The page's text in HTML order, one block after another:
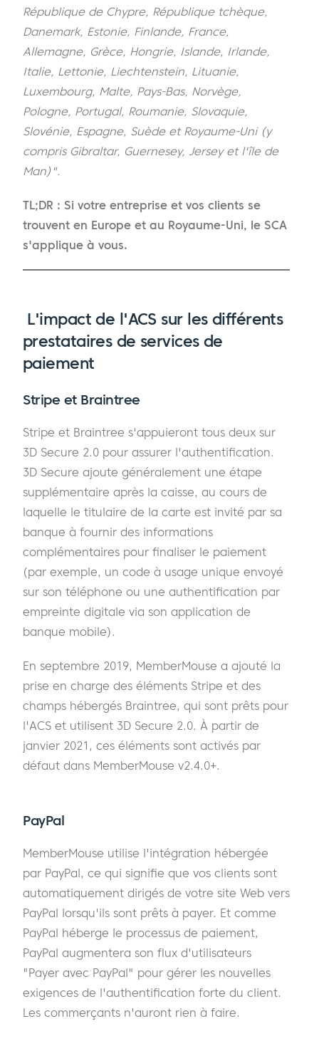
République de Chypre, République tchèque,
Danemark, Estonie, Finlande, France,
Allemagne, Grèce, Hongrie, Islande, Irlande,
Italie, Lettonie, Liechtenstein, Lituanie,
Luxembourg, Malte, Pays-Bas, Norvège,
Pologne, Portugal, Roumanie, Slovaquie,
Slovénie, Espagne, Suède et Royaume-Uni (y
compris Gibraltar, Guernesey, Jersey et l'île de
Man)".
TL;DR : Si votre entreprise et vos clients se
trouvent en Europe et au Royaume-Uni, le SCA
s'applique à vous.
L'impact de l'ACS sur les différents
prestataires de services de
paiement
Stripe et Braintree
Stripe et Braintree s'appuieront tous deux sur
3D Secure 2.0 pour assurer l'authentification.
3D Secure ajoute généralement une étape
supplémentaire après la caisse, au cours de
laquelle le titulaire de la carte est invité par sa
banque à fournir des informations
complémentaires pour finaliser le paiement
(par exemple, un code à usage unique envoyé
sur son téléphone ou une authentification par
empreinte digitale via son application de
banque mobile).
En septembre 2019, MemberMouse a ajouté la
prise en charge des éléments Stripe et des
champs hébergés Braintree, qui sont prêts pour
l'ACS et utilisent 3D Secure 2.0. À partir de
janvier 2021, ces éléments sont activés par
défaut dans MemberMouse v2.4.0+.
PayPal
MemberMouse utilise l'intégration hébergée
par PayPal, ce qui signifie que vos clients sont
automatiquement dirigés de votre site Web vers
PayPal lorsqu'ils sont prêts à payer. Et comme
PayPal héberge le processus de paiement,
PayPal augmentera son flux d'utilisateurs
"Payer avec PayPal" pour gérer les nouvelles
exigences de l'authentification forte du client.
Les commerçants n'auront rien à faire.